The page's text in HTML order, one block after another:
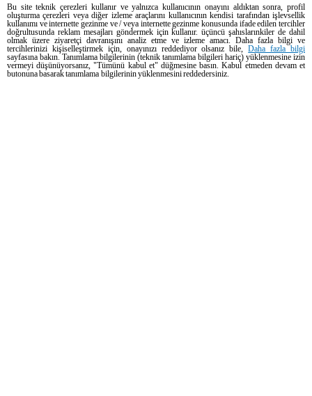
+90 543 537 05 31
Yemek pişirme desteği
Kurumsal şeflerimiz size yardımcı olmak için burada ve kısa süre içinde
yanıt verecekler.
Bu site teknik çerezleri kullanır ve yalnızca kullanıcının onayını aldıktan sonra, profil
oluşturma çerezleri veya diğer izleme araçlarını kullanıcının kendisi tarafından işlevsellik
kullanımı ve internette gezinme ve / veya internette gezinme konusunda ifade edilen tercihler
doğrultusunda reklam mesajları göndermek için kullanır. üçüncü şahıslarınkiler de dahil
olmak üzere ziyaretçi davranışını analiz etme ve izleme amacı. Daha fazla bilgi ve
tercihlerinizi kişiselleştirmek için, onayınızı reddediyor olsanız bile,Daha fazla bilgi
sayfasına bakın. Tanımlama bilgilerinin (teknik tanımlama bilgileri hariç) yüklenmesine izin
vermeyi düşünüyorsanız, "Tümünü kabul et" düğmesine basın. Kabul etmeden devam et
butonuna basarak tanımlama bilgilerinin yüklenmesini reddedersiniz.